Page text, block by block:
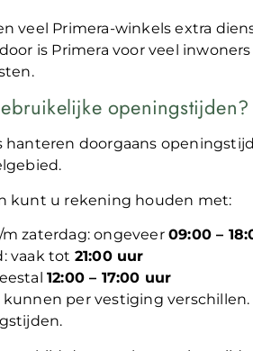
veel Primera-winkels extra
is Primera voor veel
openingstijden?
hanteren doorgaans
kunt u rekening houden met:
zaterdag: ongeveer 09:00 –
vaak tot 21:00 uur
12:00 – 17:00 uur
per vestiging